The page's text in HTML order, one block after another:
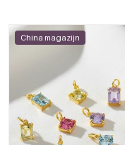
China magazijn